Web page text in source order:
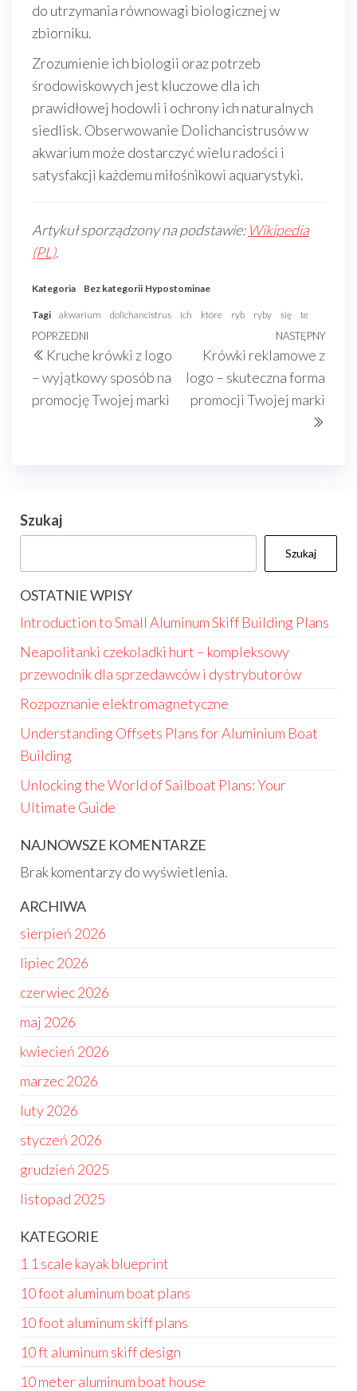
do utrzymania równowagi biologicznej w
zbiorniku.
Zrozumienie ich biologii oraz potrzeb
środowiskowych jest kluczowe dla ich
prawidłowej hodowli i ochrony ich naturalnych
siedlisk. Obserwowanie Dolichancistrusów w
akwarium może dostarczyć wielu radości i
satysfakcji każdemu miłośnikowi aquarystyki.
Artykuł sporządzony na podstawie: Wikipedia
(PL).
Kategoria Bez kategorii Hypostominae
Tagi akwarium dolichancistrus ich które ryb ryby się te
Nawigacja
wpisu
Poprzedni
wpis
POPRZEDNI
Kruche krówki z logo
– wyjątkowy sposób na
promocję Twojej marki
wpis
NASTĘPNY
Krówki reklamowe z
logo – skuteczna forma
promocji Twojej marki
Szukaj
Szukaj
OSTATNIE WPISY
Introduction to Small Aluminum Skiff Building Plans
Neapolitanki czekoladki hurt – kompleksowy
przewodnik dla sprzedawców i dystrybutorów
Rozpoznanie elektromagnetyczne
Understanding Offsets Plans for Aluminium Boat
Building
Unlocking the World of Sailboat Plans: Your
Ultimate Guide
NAJNOWSZE KOMENTARZE
Brak komentarzy do wyświetlenia.
ARCHIWA
sierpień 2026
lipiec 2026
czerwiec 2026
maj 2026
kwiecień 2026
marzec 2026
luty 2026
styczeń 2026
grudzień 2025
listopad 2025
KATEGORIE
1 1 scale kayak blueprint
10 foot aluminum boat plans
10 foot aluminum skiff plans
10 ft aluminum skiff design
10 meter aluminum boat house